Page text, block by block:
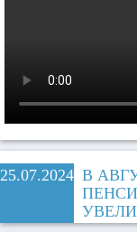
25.07.2024 В